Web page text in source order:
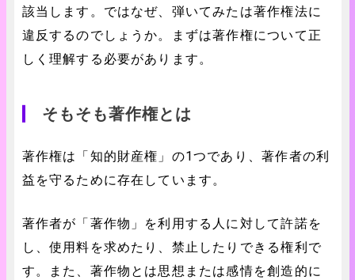
該当します。ではなぜ、弾いてみたは著作権法に
違反するのでしょうか。まずは著作権について正
しく理解する必要があります。
そもそも著作権とは
著作権は「知的財産権」の1つであり、著作者の利
益を守るために存在しています。
著作者が「著作物」を利用する人に対して許諾を
し、使用料を求めたり、禁止したりできる権利で
す。また、著作物とは思想または感情を創造的に